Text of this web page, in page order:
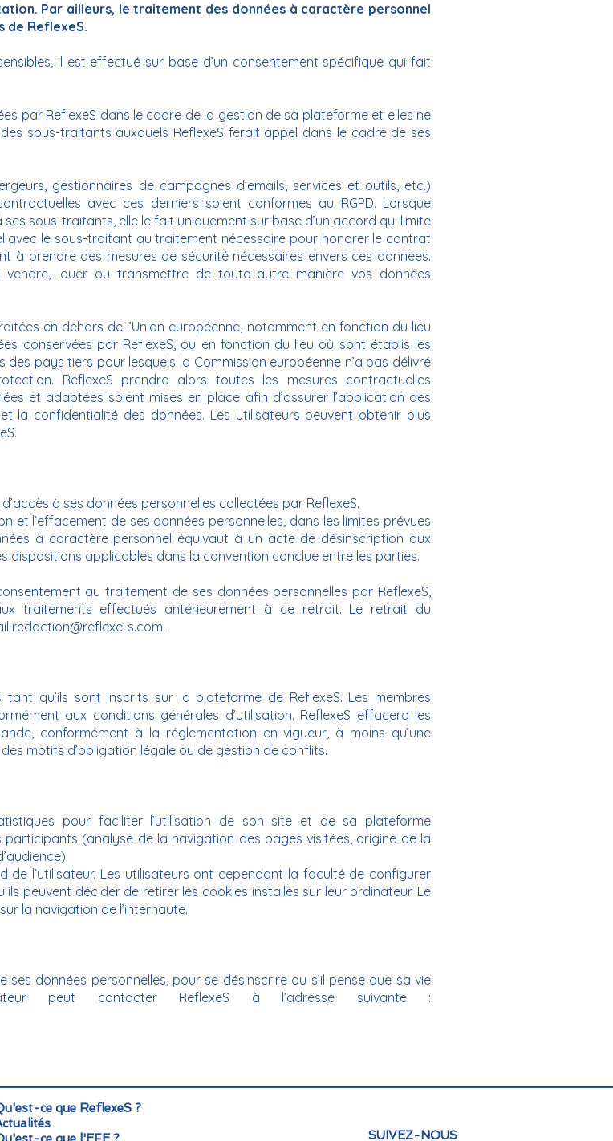
Par ailleurs, le traitement des données à caractère personnel
de ReflexeS.
il est effectué sur base d’un consentement spécifique qui fait
par ReflexeS dans le cadre de la gestion de sa plateforme et elles ne
sous-traitants auxquels ReflexeS ferait appel dans le cadre de ses
gestionnaires de campagnes d’emails, services et outils, etc.)
avec ces derniers soient conformes au RGPD. Lorsque
sous-traitants, elle le fait uniquement sur base d’un accord qui limite
avec le sous-traitant au traitement nécessaire pour honorer le contrat
à prendre des mesures de sécurité nécessaires envers ces données.
louer ou transmettre de toute autre manière vos données
en dehors de l’Union européenne, notamment en fonction du lieu
conservées par ReflexeS, ou en fonction du lieu où sont établis les
pays tiers pour lesquels la Commission européenne n’a pas délivré
ReflexeS prendra alors toutes les mesures contractuelles
et adaptées soient mises en place afin d’assurer l’application des
la confidentialité des données. Les utilisateurs peuvent obtenir plus
à ses données personnelles collectées par ReflexeS.
et l’effacement de ses données personnelles, dans les limites prévues
à caractère personnel équivaut à un acte de désinscription aux
dispositions applicables dans la convention conclue entre les parties.
au traitement de ses données personnelles par ReflexeS,
traitements effectués antérieurement à ce retrait. Le retrait du
redaction@reflexe-s.com.
qu’ils sont inscrits sur la plateforme de ReflexeS. Les membres
aux conditions générales d’utilisation. ReflexeS effacera les
conformément à la réglementation en vigueur, à moins qu’une
motifs d’obligation légale ou de gestion de conflits.
pour faciliter l’utilisation de son site et de sa plateforme
(analyse de la navigation des pages visitées, origine de la
de l’utilisateur. Les utilisateurs ont cependant la faculté de configurer
peuvent décider de retirer les cookies installés sur leur ordinateur. Le
la navigation de l’internaute.
données personnelles, pour se désinscrire ou s’il pense que sa vie
peut contacter ReflexeS à l’adresse suivante :
ce que ReflexeS ?
SUIVEZ-NOUS